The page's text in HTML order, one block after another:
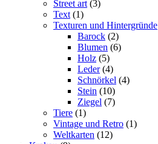
Street art (3)
Text (1)
Texturen und Hintergründe
Barock (2)
Blumen (6)
Holz (5)
Leder (4)
Schnörkel (4)
Stein (10)
Ziegel (7)
Tiere (1)
Vintage und Retro (1)
Weltkarten (12)